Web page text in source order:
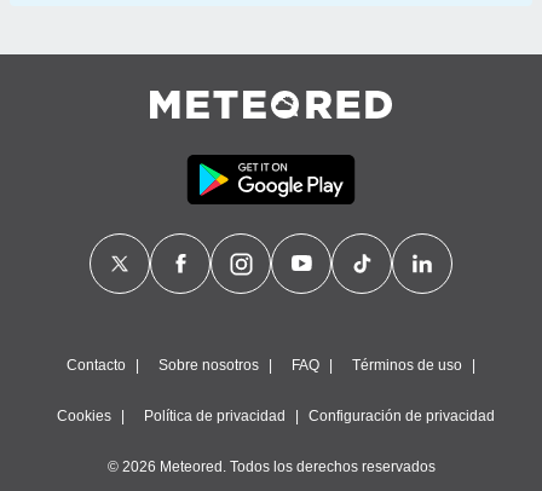
Contacto Sobre nosotros FAQ Términos de uso
Cookies Política de privacidad Configuración de privacidad
© 2026 Meteored. Todos los derechos reservados